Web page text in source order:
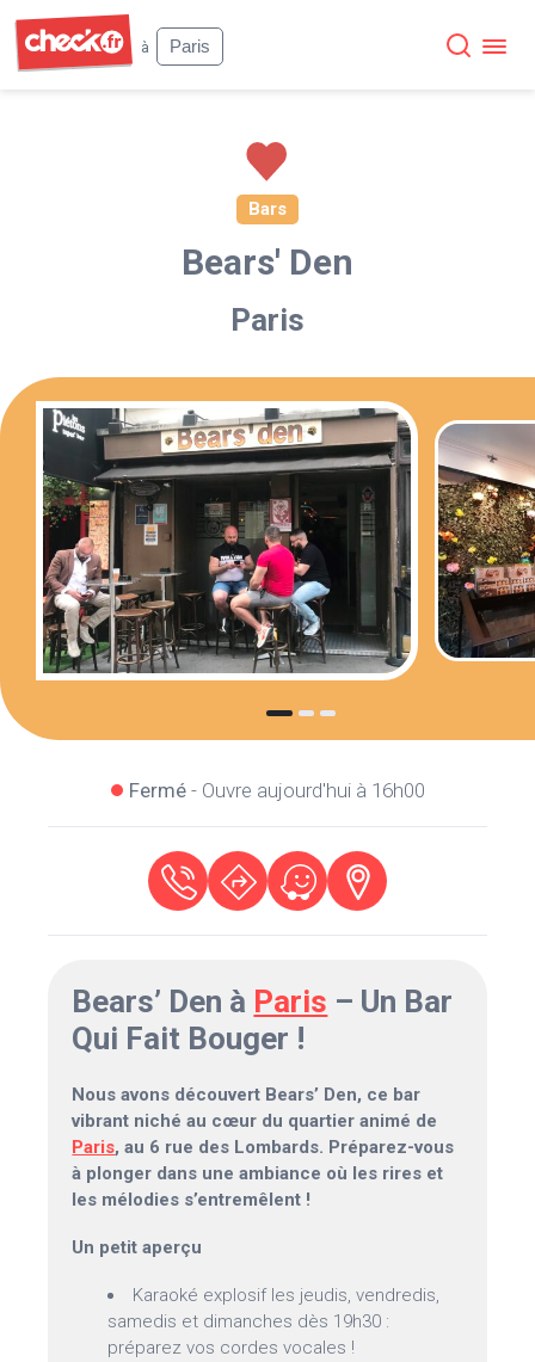
à
Paris
Bars
Bears' Den
Paris
Fermé- Ouvre aujourd'hui à 16h00
Bears’ Den à Paris – Un Bar
Qui Fait Bouger !
Nous avons découvert Bears’ Den, ce bar
vibrant niché au cœur du quartier animé de
Paris, au 6 rue des Lombards. Préparez-vous
à plonger dans une ambiance où les rires et
les mélodies s’entremêlent !
Un petit aperçu
Karaoké explosif les jeudis, vendredis,
samedis et dimanches dès 19h30 :
préparez vos cordes vocales !